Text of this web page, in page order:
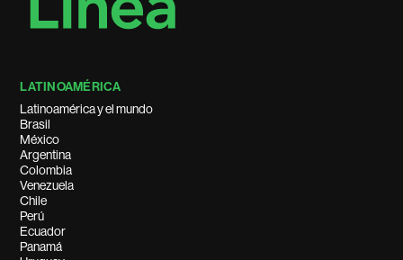
LATINOAMÉRICA
Latinoamérica y el mundo
Brasil
México
Argentina
Colombia
Venezuela
Chile
Perú
Ecuador
Panamá